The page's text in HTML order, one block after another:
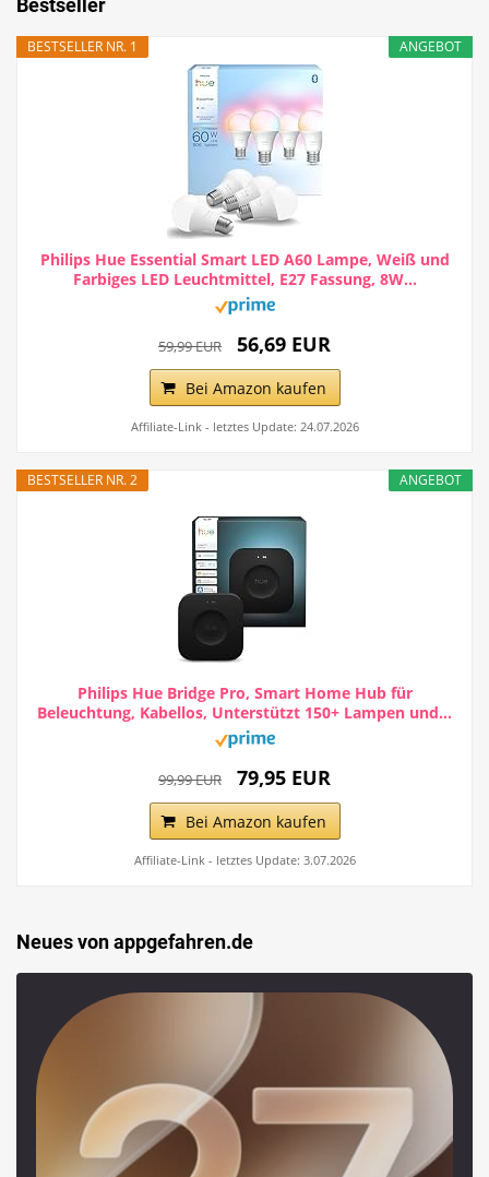
Bestseller
ANGEBOT
BESTSELLER NR. 1
Philips Hue Essential Smart LED A60 Lampe, Weiß und
Farbiges LED Leuchtmittel, E27 Fassung, 8W...
59,99 EUR 56,69 EUR
Bei Amazon kaufen
Affiliate-Link - letztes Update: 24.07.2026
ANGEBOT
BESTSELLER NR. 2
Philips Hue Bridge Pro, Smart Home Hub für
Beleuchtung, Kabellos, Unterstützt 150+ Lampen und...
99,99 EUR 79,95 EUR
Bei Amazon kaufen
Affiliate-Link - letztes Update: 3.07.2026
Neues von appgefahren.de